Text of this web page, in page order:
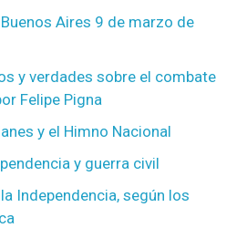
Aires 9 de marzo de
y verdades sobre el combate
Felipe Pigna
y el Himno Nacional
y guerra civil
Independencia, según los